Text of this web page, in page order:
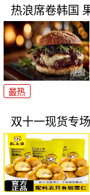
热浪席卷韩国
最热
双十一现货专